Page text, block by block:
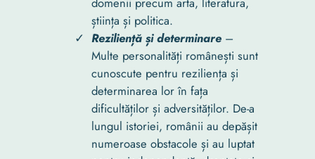
știința și politica.
Reziliență și determinare–
Multe personalități românești sunt
cunoscute pentru reziliența și
determinarea lor în fața
dificultăților și adversităților. De-a
lungul istoriei, românii au depășit
numeroase obstacole și au luptat